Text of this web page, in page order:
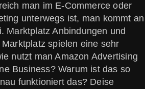
man im E-Commerce oder
unterwegs ist, man kommt an
Marktplatz Anbindungen und
spielen eine sehr
nutzt man Amazon Advertising
Business? Warum ist das so
funktioniert das? Deise